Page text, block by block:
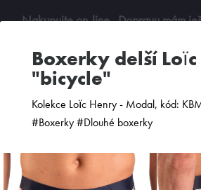
boxerky delší Loïc Henry
"bicycle"
Kolekce Loïc Henry - Modal, kód:
#Boxerky #Dlouhé boxerky
Nakupujte on-line. Dopravu mám